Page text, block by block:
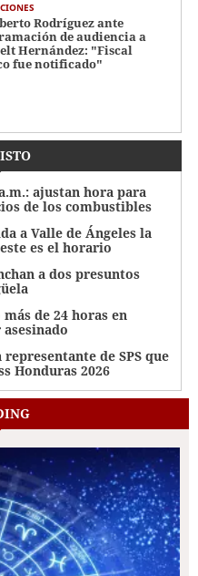
Rodríguez ante
de audiencia a
Hernández: "Fiscal
fue notificado"
ajustan hora para
de los combustibles
a Valle de Ángeles la
es el horario
a dos presuntos
de 24 horas en
de SPS que
Honduras 2026